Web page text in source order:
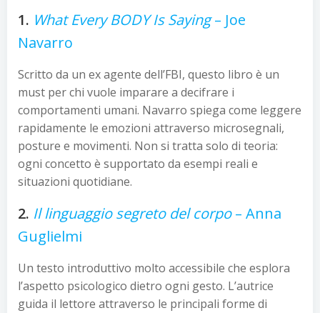
1. What Every BODY Is Saying– Joe
Navarro
Scritto da un ex agente dell’FBI, questo libro è un
must per chi vuole imparare a decifrare i
comportamenti umani. Navarro spiega come leggere
rapidamente le emozioni attraverso microsegnali,
posture e movimenti. Non si tratta solo di teoria:
ogni concetto è supportato da esempi reali e
situazioni quotidiane.
2. Il linguaggio segreto del corpo– Anna
Guglielmi
Un testo introduttivo molto accessibile che esplora
l’aspetto psicologico dietro ogni gesto. L’autrice
guida il lettore attraverso le principali forme di